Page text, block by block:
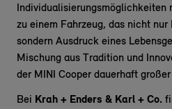
Individualisierungsmöglichkeiten
zu einem Fahrzeug, das nicht
sondern Ausdruck eines
Mischung aus Tradition und
der MINI Cooper dauerhaft
Bei Krah + Enders & Karl + Co.